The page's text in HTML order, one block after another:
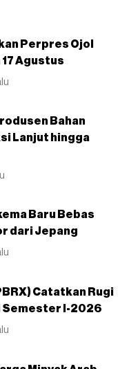
Perpres Ojol
Agustus
Bahan
Lanjut hingga
Baru Bebas
dari Jepang
Catatkan Rugi
Semester I-2026